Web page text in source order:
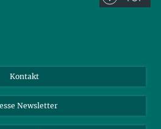
Kontakt
Newsletter